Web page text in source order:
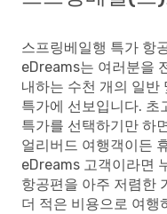
스프링베일행 특가 항
eDreams는 여러분을
내하는 수천 개의 일반
특가에 선보입니다. 초
특가를 선택하기만 하
얼리버드 여행객이든
eDreams 고객이라면
항공편을 아주 저렴한
더 적은 비용으로 여행